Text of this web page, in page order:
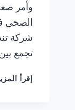
وأمر
الصحي
شركة
تجمع
إقرأ